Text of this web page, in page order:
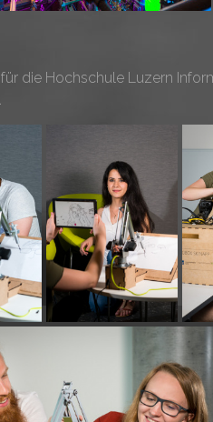
die Hochschule Luzern